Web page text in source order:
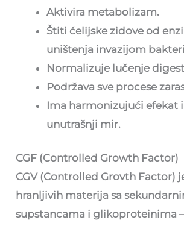
Aktivira metabolizam.
Štiti ćelijske zidove od
uništenja invazijom
Normalizuje lučenje
Podržava sve procese
Ima harmonizujući efekat
unutrašnji mir.
CGF (Controlled Growth Factor)
CGV (Controlled Grovth Factor)
hranljivih materija sa
supstancama i glikoproteinima